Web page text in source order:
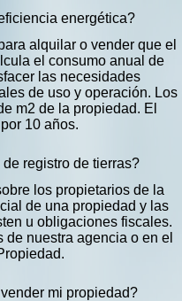
energética?
alquilar o vender que el
el consumo anual de
las necesidades
de uso y operación. Los
m2 de la propiedad. El
10 años.
registro de tierras?
los propietarios de la
de una propiedad y las
u obligaciones fiscales.
nuestra agencia o en el
mi propiedad?